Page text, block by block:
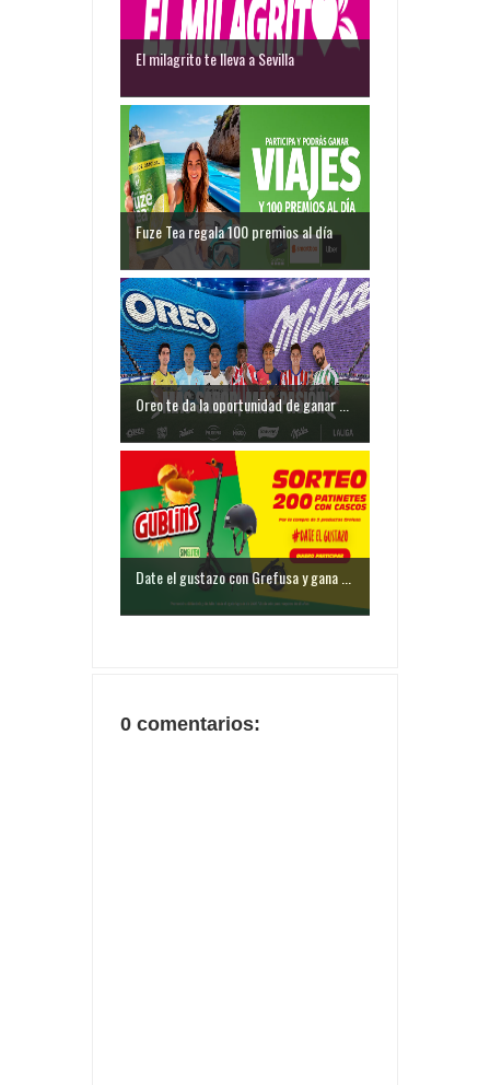
El milagrito te lleva a Sevilla
Fuze Tea regala 100 premios al día
Oreo te da la oportunidad de ganar ...
Date el gustazo con Grefusa y gana ...
0 comentarios: